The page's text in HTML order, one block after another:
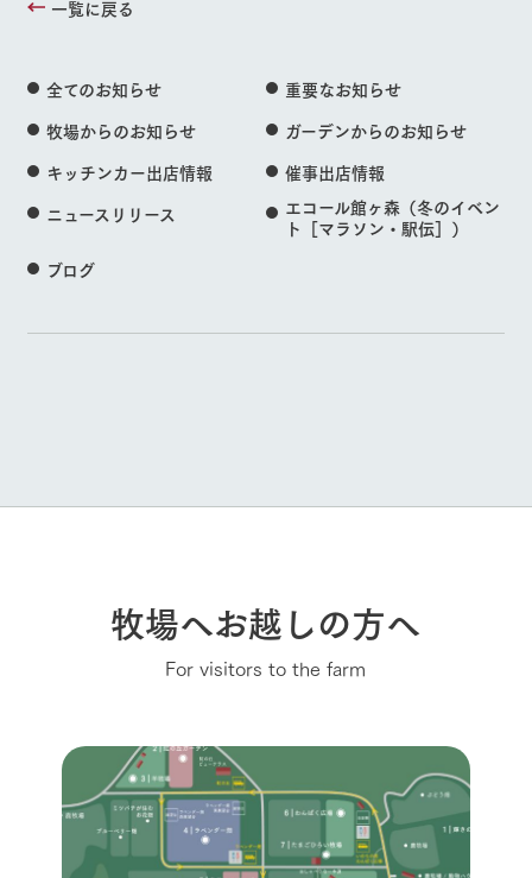
一覧に戻る
全てのお知らせ
重要なお知らせ
牧場からのお知らせ
ガーデンからのお知らせ
キッチンカー出店情報
催事出店情報
ニュースリリース
エコール館ヶ森（冬のイベン
ト［マラソン・駅伝］）
ブログ
牧場へお越しの方へ
For visitors to the farm